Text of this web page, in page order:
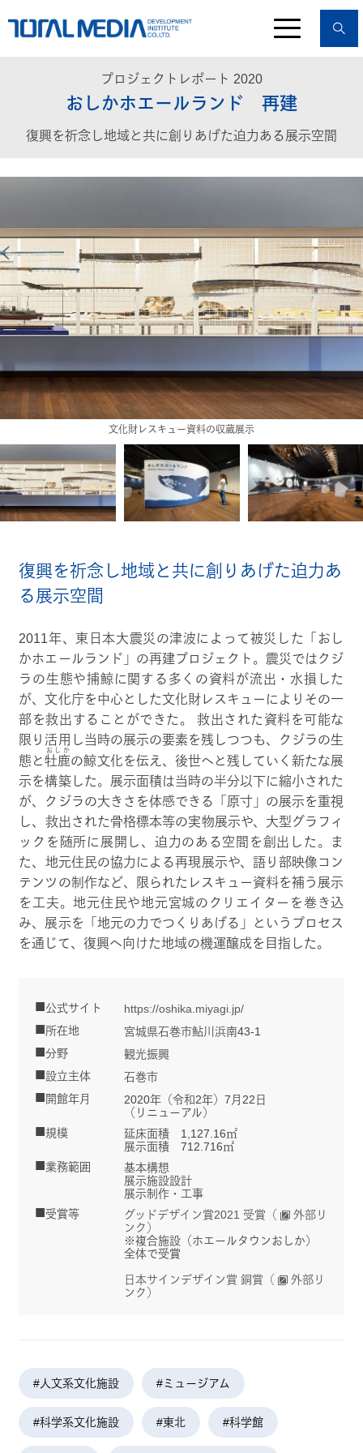
プロジェクトレポート 2020
おしかホエールランド 再建
復興を祈念し地域と共に創りあげた迫力ある展示空間
文化財レスキュー資料の収蔵展示
復興を祈念し地域と共に創りあげた迫力あ
る展示空間
2011年、東日本大震災の津波によって被災した「おし
かホエールランド」の再建プロジェクト。震災ではクジ
ラの生態や捕鯨に関する多くの資料が流出・水損した
が、文化庁を中心とした文化財レスキューによりその一
部を救出することができた。 救出された資料を可能な
限り活用し当時の展示の要素を残しつつも、クジラの生
態と牡鹿
おしか
の鯨文化を伝え、後世へと残していく新たな展
示を構築した。展示面積は当時の半分以下に縮小された
が、クジラの大きさを体感できる「原寸」の展示を重視
し、救出された骨格標本等の実物展示や、大型グラフィ
ックを随所に展開し、迫力のある空間を創出した。ま
た、地元住民の協力による再現展示や、語り部映像コン
テンツの制作など、限られたレスキュー資料を補う展示
を工夫。地元住民や地元宮城のクリエイターを巻き込
み、展示を「地元の力でつくりあげる」というプロセス
を通じて、復興へ向けた地域の機運醸成を目指した。
公式サイト
https://oshika.miyagi.jp/
所在地
宮城県石巻市鮎川浜南43-1
分野
観光振興
設立主体
石巻市
開館年月
2020年（令和2年）7月22日
（リニューアル）
規模
延床面積 1,127.16㎡
展示面積 712.716㎡
業務範囲
基本構想
展示施設設計
展示制作・工事
受賞等
グッドデザイン賞2021 受賞（
外部リ
ンク）
※複合施設（ホエールタウンおしか）
全体で受賞
日本サインデザイン賞 銅賞（
外部リ
ンク）
#人文系文化施設 #ミュージアム
#科学系文化施設 #東北 #科学館